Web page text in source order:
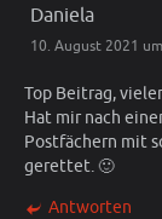
Daniela
10. August 2021
Top Beitrag,
Hat mir nach
Postfächern mit
gerettet. 🙂
Antworten